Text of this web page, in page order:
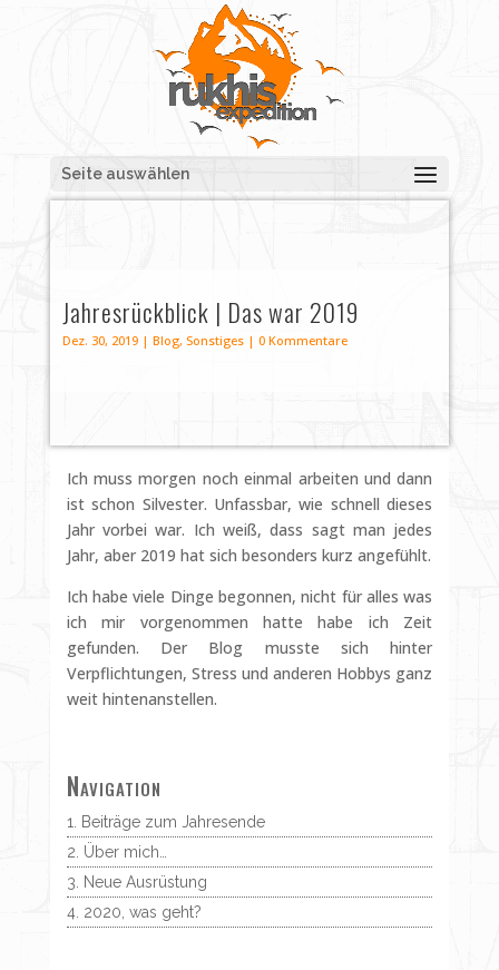
Seite auswählen
Jahresrückblick | Das war 2019
Dez. 30, 2019| Blog, Sonstiges| 0 Kommentare
Ich muss morgen noch einmal arbeiten und dann
ist schon Silvester. Unfassbar, wie schnell dieses
Jahr vorbei war. Ich weiß, dass sagt man jedes
Jahr, aber 2019 hat sich besonders kurz angefühlt.
Ich habe viele Dinge begonnen, nicht für alles was
ich mir vorgenommen hatte habe ich Zeit
gefunden. Der Blog musste sich hinter
Verpflichtungen, Stress und anderen Hobbys ganz
weit hintenanstellen.
Navigation
Beiträge zum Jahresende
Über mich…
Neue Ausrüstung
2020, was geht?